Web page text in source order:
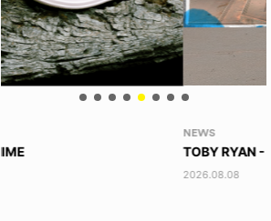
TOBY RYAN - PRO FOR REAL